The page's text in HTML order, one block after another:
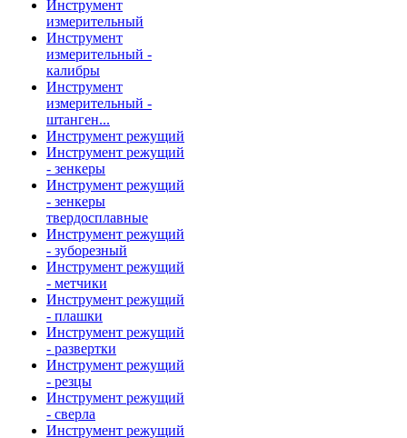
Инструмент
измерительный
Инструмент
измерительный -
калибры
Инструмент
измерительный -
штанген...
Инструмент режущий
Инструмент режущий
- зенкеры
Инструмент режущий
- зенкеры
твердосплавные
Инструмент режущий
- зуборезный
Инструмент режущий
- метчики
Инструмент режущий
- плашки
Инструмент режущий
- развертки
Инструмент режущий
- резцы
Инструмент режущий
- сверла
Инструмент режущий